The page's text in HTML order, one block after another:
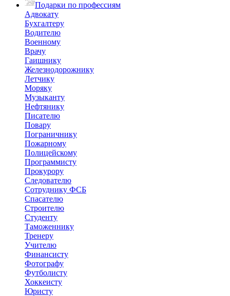
Подарки по профессиям
Адвокату
Бухгалтеру
Водителю
Военному
Врачу
Гаишнику
Железнодорожнику
Летчику
Моряку
Музыканту
Нефтянику
Писателю
Повару
Пограничнику
Пожарному
Полицейскому
Программисту
Прокурору
Следователю
Сотруднику ФСБ
Спасателю
Строителю
Студенту
Таможеннику
Тренеру
Учителю
Финансисту
Фотографу
Футболисту
Хоккеисту
Юристу